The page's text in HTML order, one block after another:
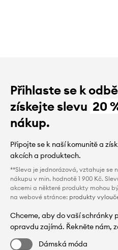
Přihlaste se k
získejte slevu 20
nákup.
Připojte se k naší komunitě a
akcích a produktech.
**Sleva je jednorázová, vztahuje se
nákupu v min. hodnotě 1 900 Kč.
akcemi a některé produkty mohou
na webové stránce: produkty
Chceme, aby do vaší schránky
opravdu zajímá. Řekněte nám,
Dámská móda